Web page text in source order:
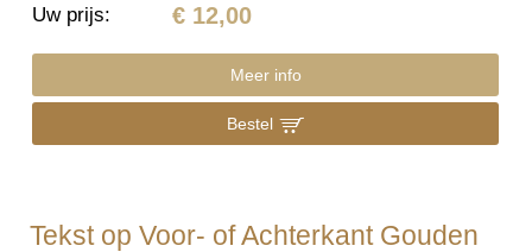
Uw prijs: € 12,00
Meer info
Bestel
Tekst op Voor- of Achterkant Gouden